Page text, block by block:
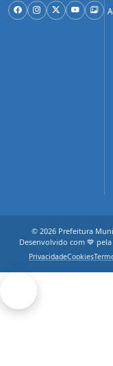
© 2026 Prefeitura
Desenvolvido com 💙 pela
PrivacidadeCookies